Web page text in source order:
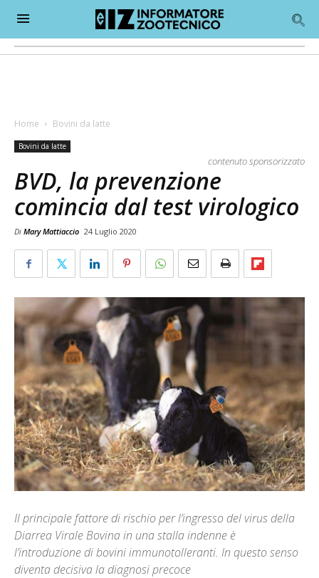
Home Bovini da latte
Bovini da latte
contenuto sponsorizzato
BVD, la prevenzione
comincia dal test virologico
Di Mary Mattiaccio 24 Luglio 2020
Il principale fattore di rischio per l’ingresso del virus della
Diarrea Virale Bovina in una stalla indenne è
l’introduzione di bovini immunotolleranti. In questo senso
diventa decisiva la diagnosi precoce